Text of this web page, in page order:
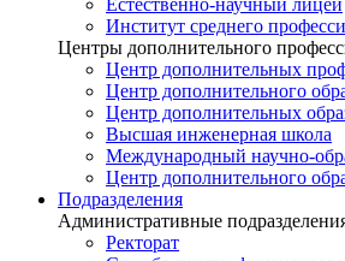
Институт среднего
Центры дополнительного
Центр дополнительных
Центр дополнительного
Центр дополнительных
Высшая инженерная школа
Международный научно-
Центр дополнительного
Подразделения
Административные
Ректорат